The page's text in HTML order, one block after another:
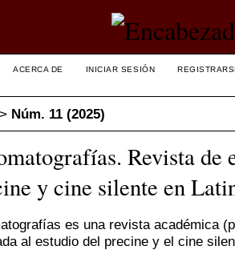
ACERCA DE INICIAR SESIÓN
> Núm. 11 (2025)
Revista de
y cine silente en
es una revista académica
al estudio del precine y el cine